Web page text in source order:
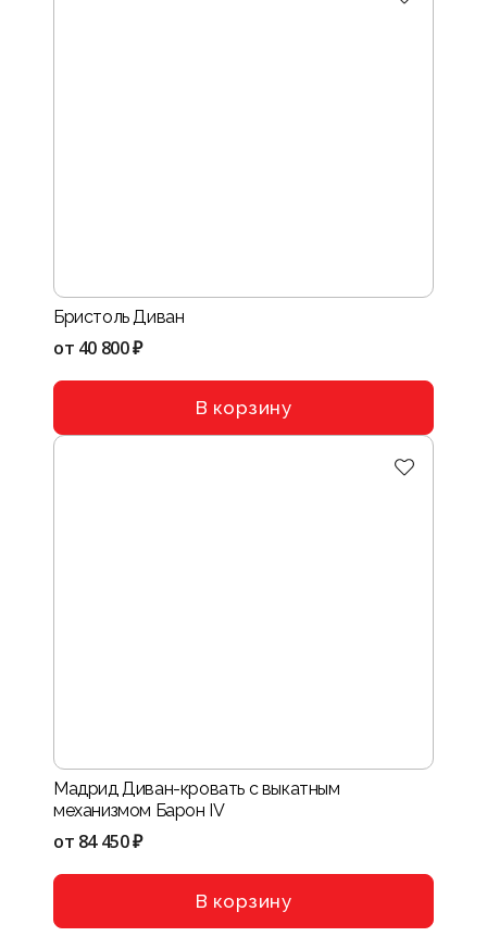
Бристоль Диван
от 40 800 ₽
В корзину
Мадрид Диван-кровать с выкатным
механизмом Барон IV
от 84 450 ₽
В корзину